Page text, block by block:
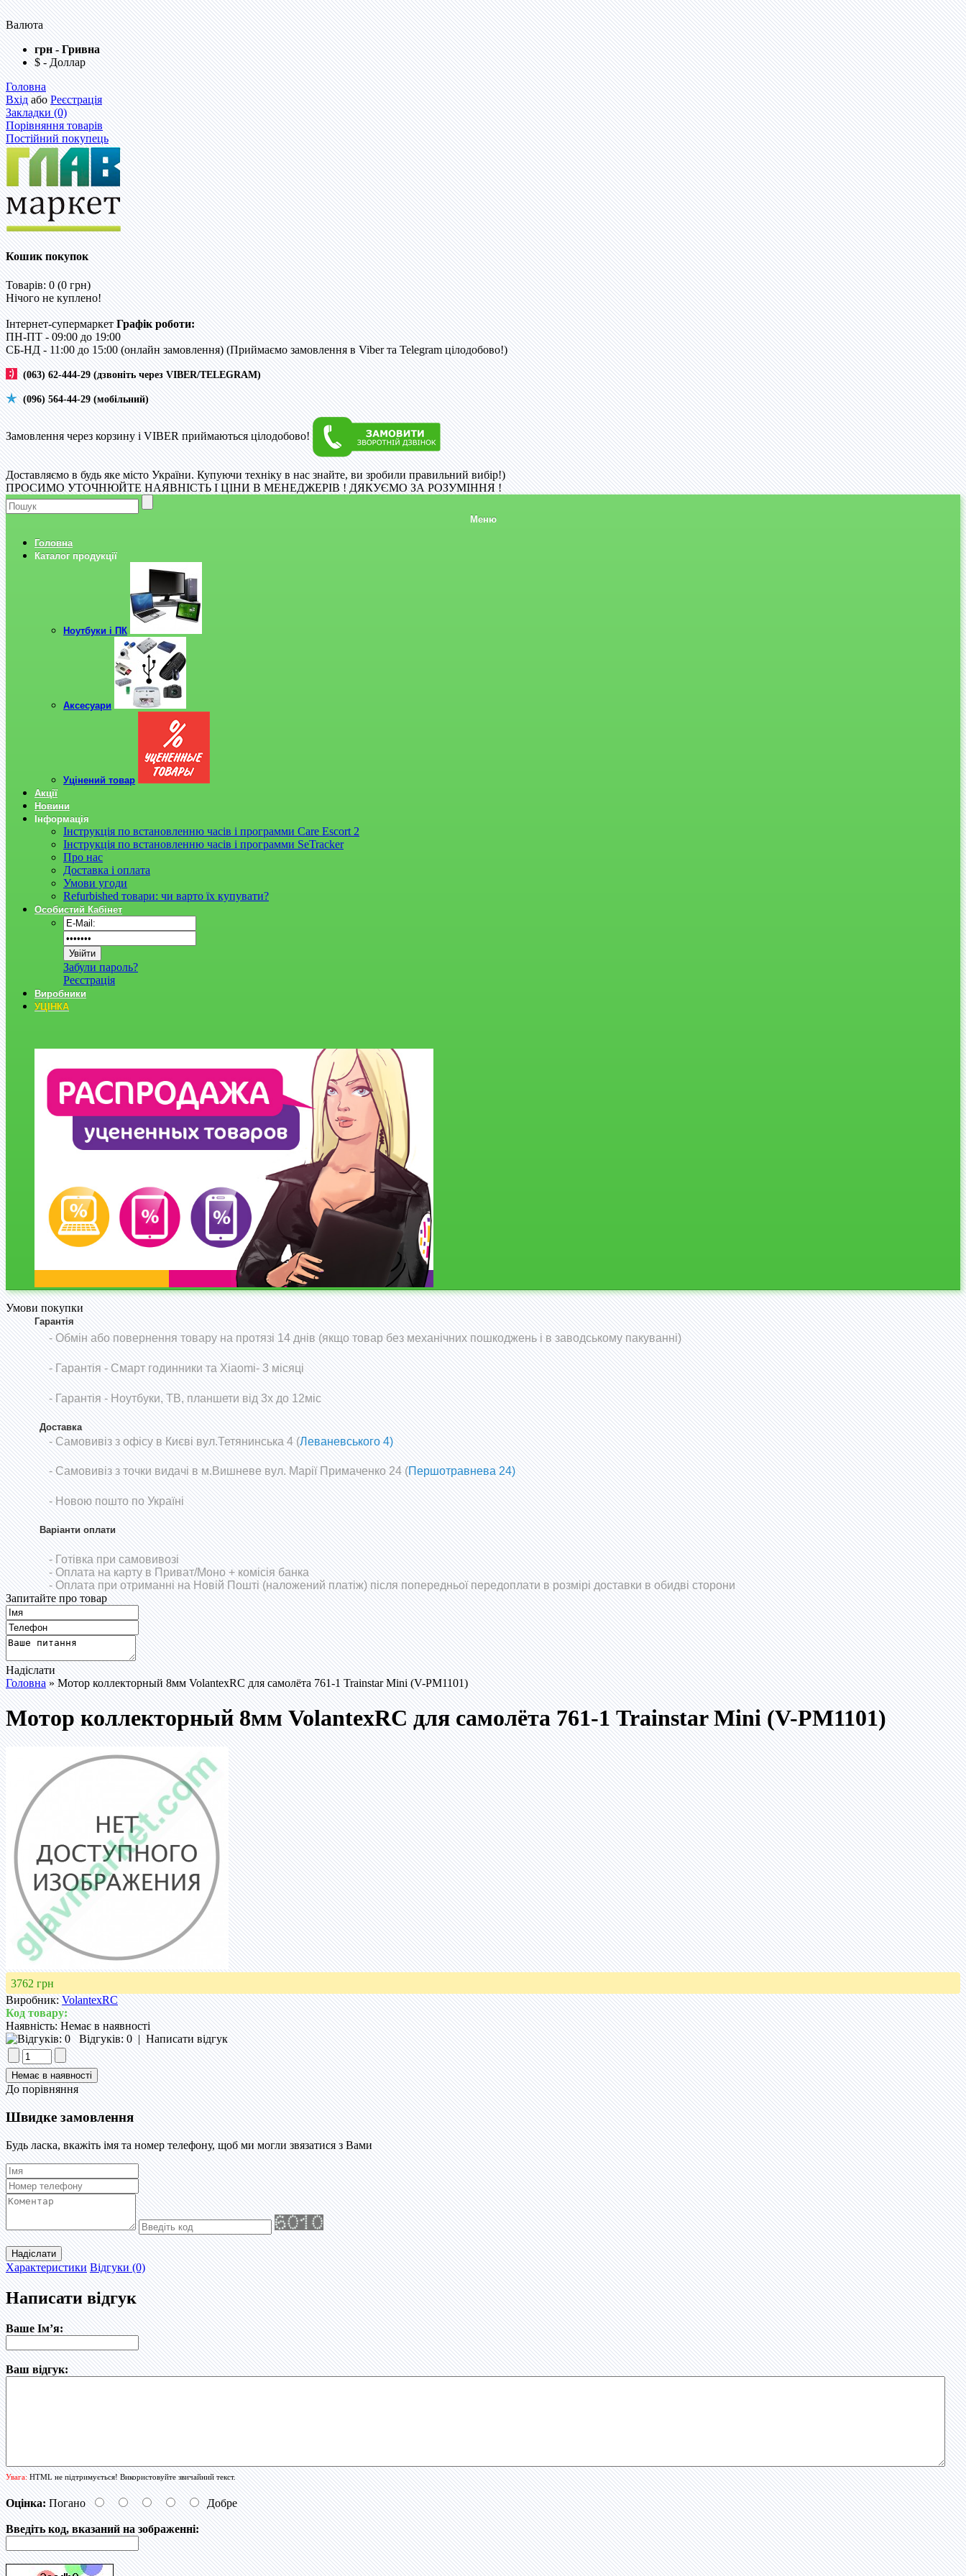
Валюта
грн - Гривна
$ - Доллар
Головна
ВхідабоРеєстрація
Закладки (0)
Порівняння товарів
Постійний покупець
Кошик покупок
Товарів: 0 (0 грн)
Нічого не куплено!
Інтернет-супермаркет Графік роботи:
ПН-ПТ - 09:00 до 19:00
CБ-НД - 11:00 до 15:00 (онлайн замовлення) (Приймаємо замовлення в Viber та Telegram цілодобово!)
(063) 62-444-29 (дзвоніть через VIBER/TELEGRAM)
(096) 564-44-29 (мобільний)
Замовлення через корзину і VIBER приймаються цілодобово!
Доставляємо в будь яке місто України. Купуючи техніку в нас знайте, ви зробили правильний вибір!)
ПРОСИМО УТОЧНЮЙТЕ НАЯВНІСТЬ І ЦІНИ В МЕНЕДЖЕРІВ ! ДЯКУЄМО ЗА РОЗУМІННЯ !
Меню
Головна
Каталог продукції
Ноутбуки і ПК
Аксесуари
Уцінений товар
Акції
Новини
Інформація
Інструкція по встановленню часів і программи Care Escort 2
Інструкція по встановленню часів і программи SeTracker
Про нас
Доставка і оплата
Умови угоди
Refurbished товари: чи варто їх купувати?
Особистий Кабінет
Забули пароль?
Реєстрація
Виробники
УЦІНКА
Умови покупки
Гарантія
- Обмін або повернення товару на протязі 14 днів (якщо товар без механічних пошкоджень і в заводському пакуванні)
-Гарантія - Смарт годинники та Xiaomi- 3 місяці
- Гарантія - Ноутбуки, ТВ, планшети від 3х до 12міс
Доставка
- Самовивіз з офісу в Києві вул.Тетянинська 4 (Леваневського 4)
- Самовивіз з точки видачі в м.Вишневе вул. Марії Примаченко 24 (Першотравнева 24)
- Новою пошто по Україні
Варіанти оплати
- Готівка при самовивозі
- Оплата на карту в Приват/Моно+ комісія банка
- Оплата при отриманні на Новій Пошті (наложений платіж) після попередньої передоплати в розмірі доставки в обидві сторони
Запитайте про товар
Надіслати
Головна» Мотор коллекторный 8мм VolantexRC для самолёта 761-1 Trainstar Mini (V-PM1101)
Мотор коллекторный 8мм VolantexRC для самолёта 761-1 Trainstar Mini (V-PM1101)
3762 грн
Виробник: VolantexRC
Код товару:
Наявність:Немає в наявності
Відгуків: 0|Написати відгук
До порівняння
Швидке замовлення
Будь ласка, вкажіть імя та номер телефону, щоб ми могли звязатися з Вами
Надіслати
Характеристики Відгуки (0)
Написати відгук
Ваше Ім’я:
Ваш відгук:
Увага:HTML не підтримується! Використовуйте звичайний текст.
Оцінка: Погано Добре
Введіть код, вказаний на зображенні: